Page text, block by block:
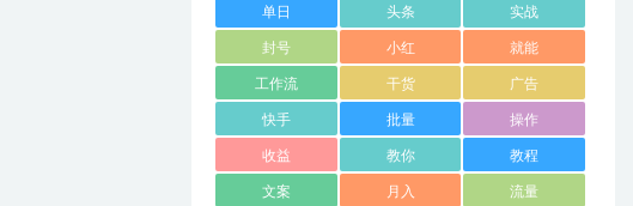
单日 头条 实战
封号 小红 就能
工作流 干货 广告
快手 批量 操作
收益 教你 教程
文案 月入 流量